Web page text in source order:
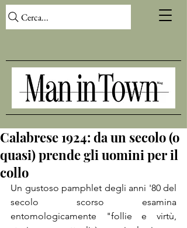
Cerca...
Calabrese 1924: da un secolo (o
quasi) prende gli uomini per il
collo
Un gustoso pamphlet degli anni '80 del
secolo scorso esamina
entomologicamente "follie e virtù,